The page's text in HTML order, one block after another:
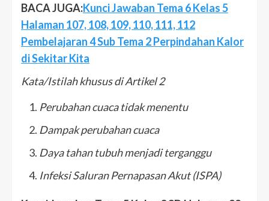
BACA JUGA:Kunci Jawaban Tema 6 Kelas 5
Halaman 107, 108, 109, 110, 111, 112
Pembelajaran 4 Sub Tema 2 Perpindahan Kalor
di Sekitar Kita
Kata/Istilah khusus di Artikel 2
Perubahan cuaca tidak menentu
Dampak perubahan cuaca
Daya tahan tubuh menjadi terganggu
Infeksi Saluran Pernapasan Akut (ISPA)